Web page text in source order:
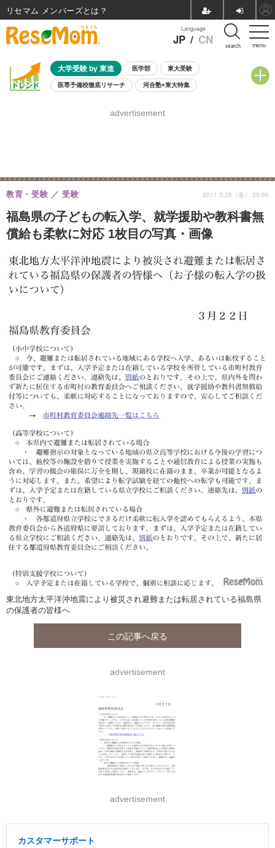
menu
Language
JP / CN search
大学受験 by 東進 医学部 東大受験
医専予備校徹底リサーチ 河合塾×東大特集
8月開催学校説明会・相談会
advertisement
福島県の子どもの転入学、就学援助や教科書無
償給も柔軟に対応 1枚目の写真・画像
教育・受験 受験 2011.3.25（金） 20:00
東北地方太平洋沖地震により被災され避難または転居されている福島県
の保護者の皆様へ
この記事へ戻る
advertisement
advertisement
カスタマーサポート
リセマム メンバーズ